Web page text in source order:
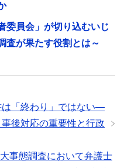
委員会」が切り込むいじ
査が果たす役割とは～
は「終わり」ではない―
後対応の重要性と行政
事態調査において弁護士